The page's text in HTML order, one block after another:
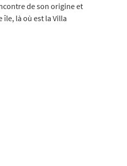
de son origine et
là où est la Villa